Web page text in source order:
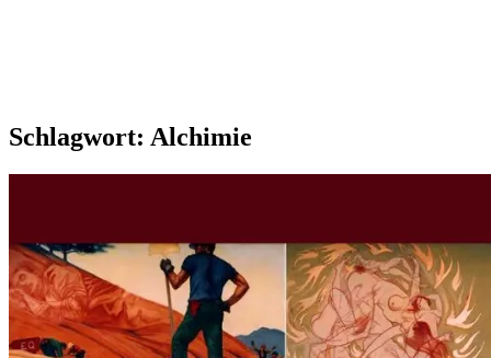
Schlagwort: Alchimie